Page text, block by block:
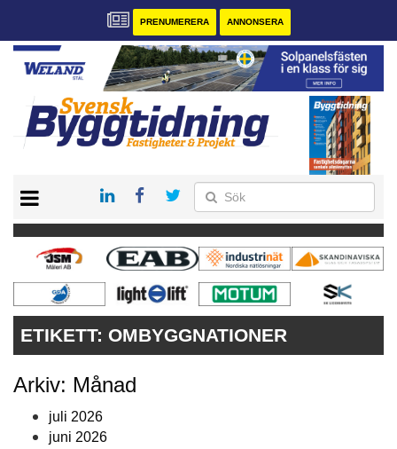
PRENUMERERA ANNONSERA
PRENUMERERA
VÅRA ANDRA MAGASIN
ANNONSERA
KONTAKT
ETIKETT: OMBYGGNATIONER
Arkiv: Månad
juli 2026
juni 2026